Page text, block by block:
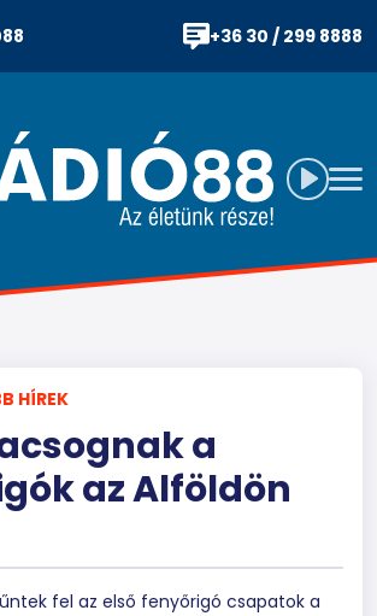
+36 30 / 299 8888
HÍREK
a
az Alföldön
fel az első fenyőrigó csapatok a